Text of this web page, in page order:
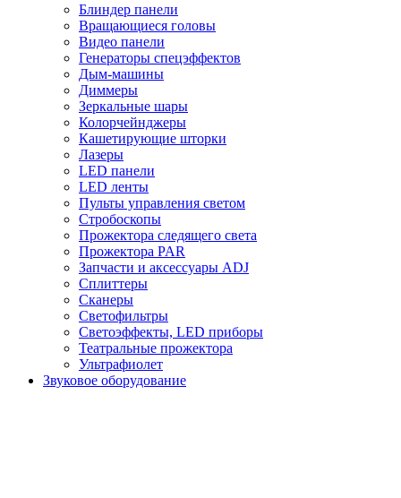
Блиндер панели
Вращающиеся головы
Видео панели
Генераторы спецэффектов
Дым-машины
Диммеры
Зеркальные шары
Колорчейнджеры
Кашетирующие шторки
Лазеры
LED панели
LED ленты
Пульты управления светом
Стробоскопы
Прожектора следящего света
Прожектора PAR
Запчасти и аксессуары ADJ
Сплиттеры
Сканеры
Светофильтры
Светоэффекты, LED приборы
Театральные прожектора
Ультрафиолет
Звуковое оборудование